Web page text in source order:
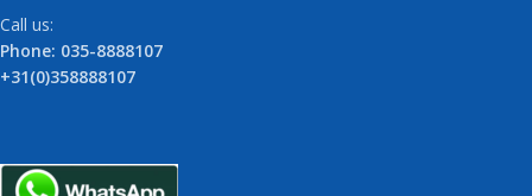
Call us:
Phone: 035-8888107
+31(0)358888107